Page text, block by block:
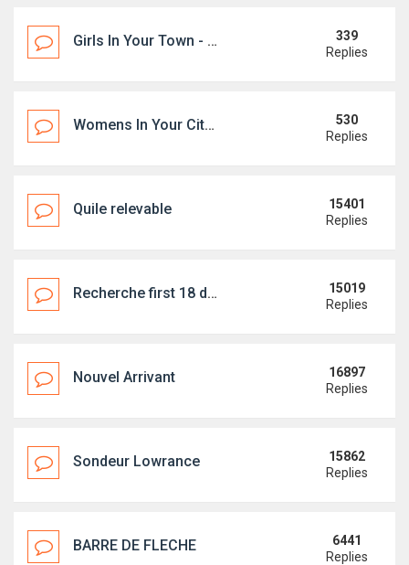
Girls In Your Town - Anonymous Casual Dating - No Selfie
339
Replies
Womens In Your City - Anonymous Adult Dating - No Verify
530
Replies
Quile relevable
15401
Replies
Recherche first 18 dériveur
15019
Replies
Nouvel Arrivant
16897
Replies
Sondeur Lowrance
15862
Replies
BARRE DE FLECHE
6441
Replies